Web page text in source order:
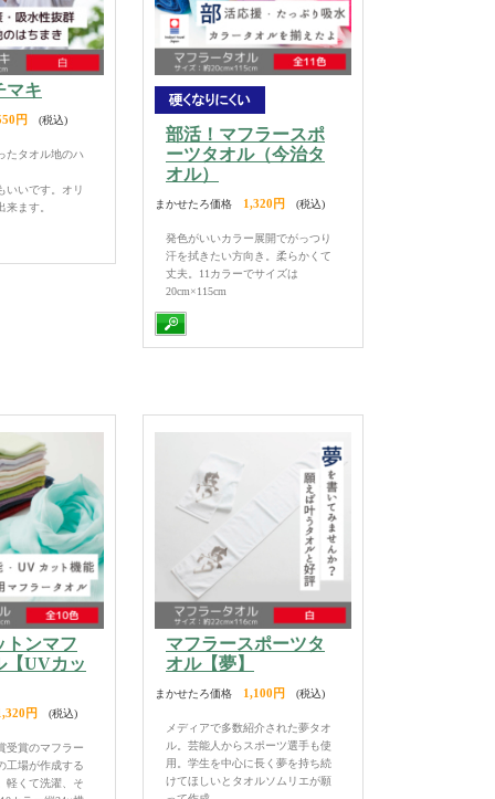
マキ
円 (税込)
たタオル地のハ
いいです。オリ
来ます。
部活！マフラースポ
ーツタオル（今治タ
オル）
まかせたろ価格 1,320円 (税込)
発色がいいカラー展開でがっつり
汗を拭きたい方向き。柔らかくて
丈夫。11カラーでサイズは
20cm×115cm
トンマフ
【UVカッ
円 (税込)
受賞のマフラー
工場が作成する
軽くて洗濯、そ
マフラースポーツタ
オル【夢】
まかせたろ価格 1,100円 (税込)
メディアで多数紹介された夢タオ
ル。芸能人からスポーツ選手も使
用。学生を中心に長く夢を持ち続
けてほしいとタオルソムリエが願